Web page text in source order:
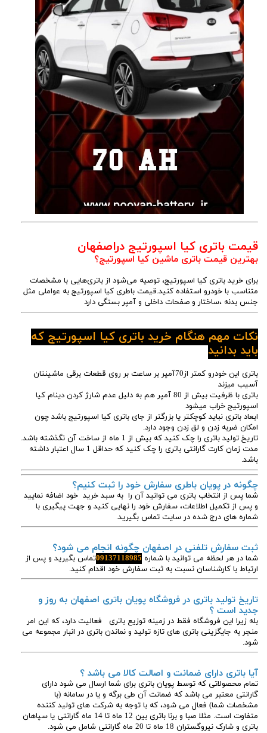
قیمت باتری کیا اسپورتیج دراصفهان
بهترین قیمت باتری ماشین کیا اسپورتیج؟
برای خرید باتری کیا اسپورتیج، توصیه می‌شود از باتری‌هایی با مشخصات
متناسب با خودرو استفاده کنید.قیمت باطری کیا اسپورتیج به عواملی مثل
جنس بدنه ،ساختار و صفحات داخلی و آمپر بستگی دارد
نکات مهم هنگام خرید باتری کیا اسپورتیج که
باید بدانید
باتری این خودرو کمتر از70آمپر بر ساعت بر روی قطعات برقی ماشینتان
آسیب میزند
باتری با ظرفیت بیش از 80 آمپر هم به دلیل عدم شارژ کردن دینام کیا
اسپورتیج خراب میشود
ابعاد باتری نباید کوچکتر یا بزرگتر از جای باتری کیا اسپورتیج باشد چون
امکان ضربه زدن و لق زدن وجود دارد.
تاریخ تولید باتری را چک کنید که بیش از 1 ماه از ساخت آن نگذشته باشد.
مدت زمان کارت گارانتی باتری را چک کنید که حداقل 1 سال اعتبار داشته
باشد.
چگونه در پویان باطری سفارش خود را ثبت کنیم؟
شما پس از انتخاب باتری می توانید آن را به سبد خرید خود اضافه نمایید
و پس از تکمیل اطلاعات، سفارش خود را نهایی کنید و جهت پیگیری با
شماره های درج شده در سایت تماس بگیرید.
ثبت سفارش تلفنی در اصفهان چگونه انجام می شود؟
شما در هر لحظه می توانید با شماره 09137118985تماس بگیرید و پس از
ارتباط با کارشناسان نسبت به ثبت سفارش خود اقدام کنید.
تاریخ تولید باتری در فروشگاه پویان باتری اصفهان به روز و
جدید است ؟
بله زیرا این فروشگاه فقط در زمینه توزیع باتری فعالیت دارد، که این امر
منجر به جایگزینی باتری های تازه تولید و نماندن باتری در انبار مجموعه می
شود.
آیا باتری دارای ضمانت و اصالت کالا می باشد ؟
تمام محصولاتی که توسط پویان باتری برای شما ارسال می شود دارای
گارانتی معتبر می باشد که ضمانت آن طی برگه و یا در سامانه (با
مشخصات شما) فعال می شود، که با توجه به شرکت های تولید کننده
متفاوت است. مثلا صبا و برنا باتری بین 12 ماه تا 14 ماه گارانتی یا سپاهان
باتری و شارک نیروگستران 18 ماه تا 20 ماه گارانتی شامل می شود.